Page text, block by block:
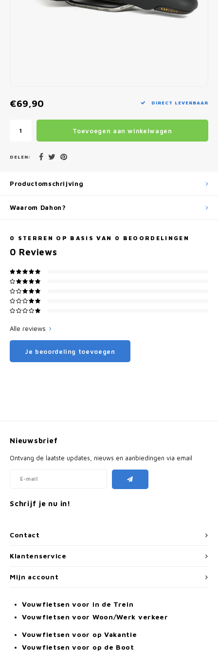
Fietscomputers
€69,90 DIRECT LEVERBAAR
Toevoegen aan winkelwagen
DELEN:
Productomschrijving
Waarom Dahon?
0 STERREN OP BASIS VAN 0 BEOORDELINGEN
0 Reviews
Alle reviews
Je beoordeling toevoegen
Contact
Nieuwsbrief
Ontvang de laatste updates, nieuws en aanbiedingen via email
Schrijf je nu in!
Klantenservice
Mijn account
Vouwfietsen voor in de Trein
Vouwfietsen voor Woon/Werk verkeer
Vouwfietsen voor op Vakantie
Vouwfietsen voor op de Boot